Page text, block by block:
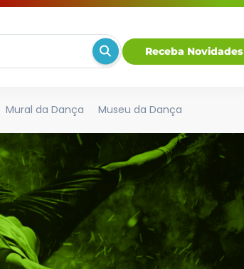
Receba Novidades
Mural da Dança Museu da Dança